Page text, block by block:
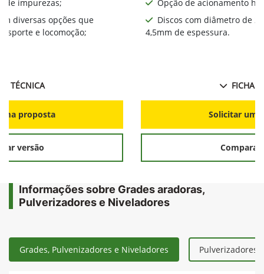
de impurezas;
diversas opções que
e locomoção;
TÉCNICA
proposta
versão
Opção de acionamento
Discos com diâmetro de
4,5mm de espessura.
FICHA
Solicitar
Comparar
Informações sobre Grades aradoras,
Pulverizadores e Niveladores
Grades, Pulvenizadores e Niveladores Pulverizadores